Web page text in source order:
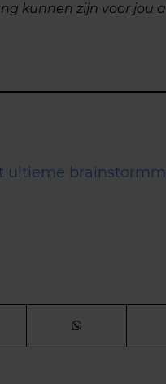
kunnen zijn voor jou
ultieme